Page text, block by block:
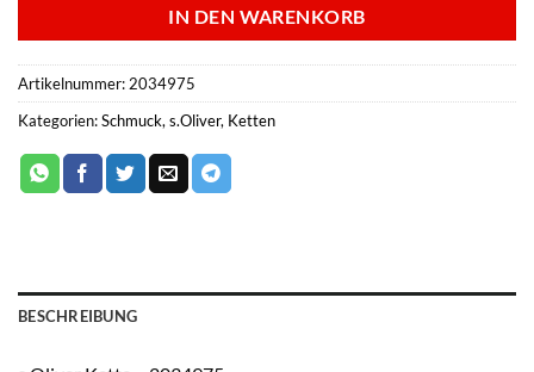
IN DEN WARENKORB
Artikelnummer:2034975
Kategorien:Schmuck,s.Oliver, Ketten
BESCHREIBUNG